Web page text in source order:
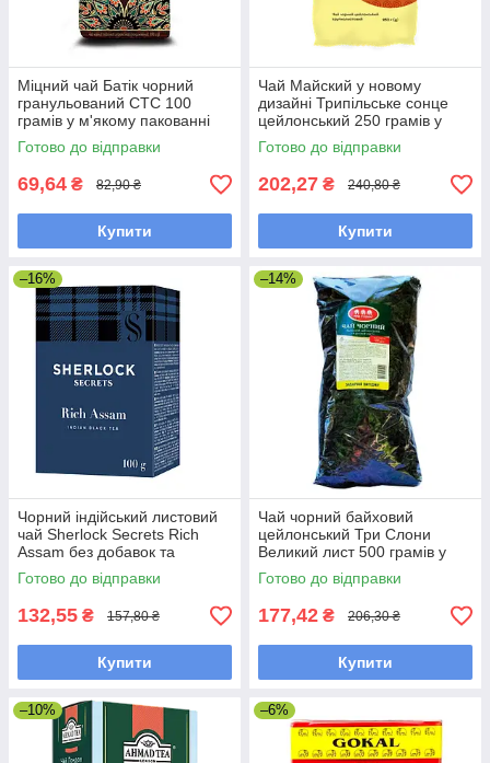
Міцний чай Батік чорний
гранульований СТС 100
грамів у м'якому пакованні
Готово до відправки
69,64 ₴ 82,90 ₴
Купити
Чай Майский у новому
дизайні Трипільське сонце
цейлонський 250 грамів у
м'якій упаковці
Готово до відправки
202,27 ₴ 240,80 ₴
Купити
–16%
Чорний індійський листовий
чай Sherlock Secrets Rich
Assam без добавок та
ароматизаторів 100 грамів
Готово до відправки
132,55 ₴ 157,80 ₴
Купити
–14%
Чай чорний байховий
цейлонський Три Слони
Великий лист 500 грамів у
м'якому пакованні
Готово до відправки
177,42 ₴ 206,30 ₴
Купити
–10% –6%